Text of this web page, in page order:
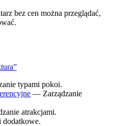
bez cen można przeglądać,
typami pokoi.
— Zarządzanie
atrakcjami.